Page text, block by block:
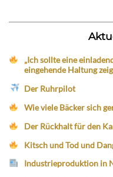
„Ich sollte eine
eingehende Haltung
Der Ruhrpilot
Wie viele Bäcker sich
Der Rückhalt für den
Kitsch und Tod und
Industrieproduktion in